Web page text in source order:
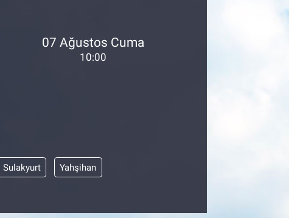
07 Ağustos Cuma
10:00
Sulakyurt Yahşihan